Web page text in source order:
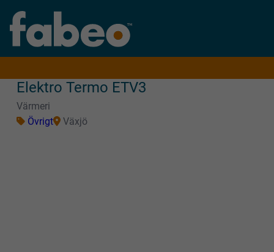
Elektro Termo ETV3
Värmeri
Övrigt
Växjö